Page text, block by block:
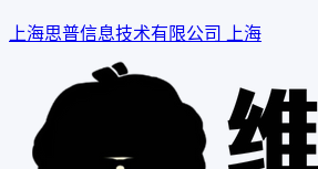
上海思普信息技术有限公司 上海